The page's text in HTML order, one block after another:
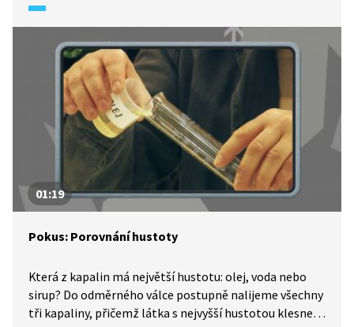
01:19
Pokus: Porovnání hustoty
Která z kapalin má největší hustotu: olej, voda nebo
sirup? Do odměrného válce postupně nalijeme všechny
tři kapaliny, přičemž látka s nejvyšší hustotou klesne